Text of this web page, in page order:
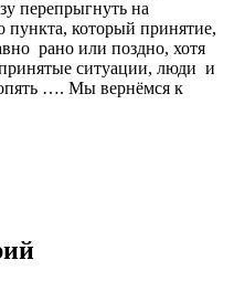
перепрыгнуть на
пункта, который принятие,
рано или поздно, хотя
ситуации, люди и
…. Мы вернёмся к